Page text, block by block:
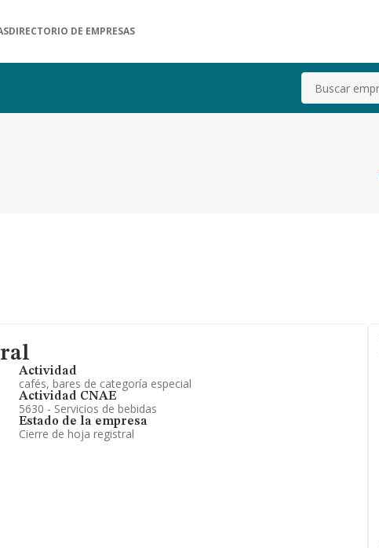
DIRECTORIO DE EMPRESAS
Buscar
Actividad
cafés, bares de categoría especial
Actividad CNAE
5630 - Servicios de bebidas
Estado de la empresa
Cierre de hoja registral